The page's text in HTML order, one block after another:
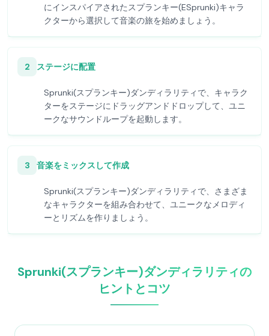
にインスパイアされたスプランキー(ESprunki)キャラ
クターから選択して音楽の旅を始めましょう。
2 ステージに配置
Sprunki(スプランキー)ダンディラリティで、キャラク
ターをステージにドラッグアンドドロップして、ユニ
ークなサウンドループを起動します。
3 音楽をミックスして作成
Sprunki(スプランキー)ダンディラリティで、さまざま
なキャラクターを組み合わせて、ユニークなメロディ
ーとリズムを作りましょう。
Sprunki(スプランキー)ダンディラリティの
ヒントとコツ